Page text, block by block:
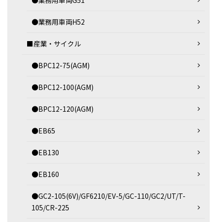
●業務用車両H52
■産業・サイクル
●BPC12-75(AGM)
●BPC12-100(AGM)
●BPC12-120(AGM)
●EB65
●EB130
●EB160
●GC2-105(6V)/GF6210/EV-5/GC-110/GC2/UT/T-
105/CR-225